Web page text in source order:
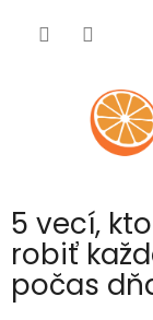
5 vecí,
robiť
počas